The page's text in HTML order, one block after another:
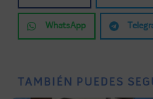
WhatsApp
TAMBIÉN PUEDES